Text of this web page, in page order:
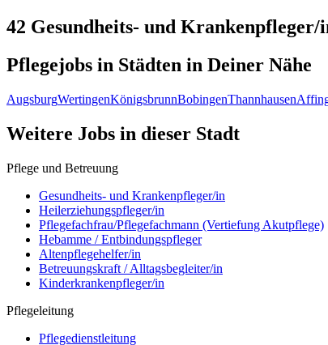
42 Gesundheits- und Krankenpfleger/
Pflegejobs in Städten in Deiner Nähe
AugsburgWertingenKönigsbrunnBobingenThannhausen
Weitere Jobs in dieser Stadt
Pflege und Betreuung
Gesundheits- und Krankenpfleger/in
Heilerziehungspfleger/in
Pflegefachfrau/Pflegefachmann (Vertiefung Akutpflege)
Hebamme / Entbindungspfleger
Altenpflegehelfer/in
Betreuungskraft / Alltagsbegleiter/in
Kinderkrankenpfleger/in
Pflegeleitung
Pflegedienstleitung